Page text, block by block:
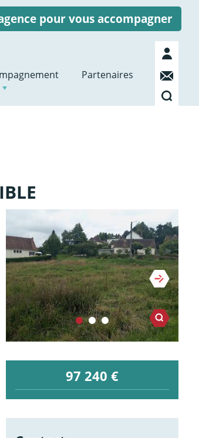
pour vous accompagner
Partenaires
Mon
compte
Contact
Recherche
97 240 €